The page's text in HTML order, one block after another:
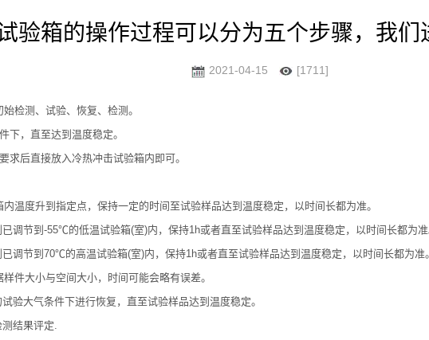
验箱的操作过程可以分为五个步骤，我
2021-04-15 [1711]
检测、试验、恢复、检测。
，直至达到温度稳定。
后直接放入冷热冲击试验箱内即可。
度升到指定点，保持一定的时间至试验样品达到温度稳定，以时间长都为准。
节到-55℃的低温试验箱(室)内，保持1h或者直至试验样品达到温度稳定，以时间长都为准
节到70℃的高温试验箱(室)内，保持1h或者直至试验样品达到温度稳定，以时间长都为准。
大小与空间大小，时间可能会略有误差。
大气条件下进行恢复，直至试验样品达到温度稳定。
结果评定.